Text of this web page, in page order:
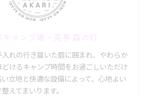
れの行き届いた庭に囲まれ、やわらか
けるキャンプ時間をお過ごしいただけ
立地と快適な設備によって、心地よい
えてまいります。